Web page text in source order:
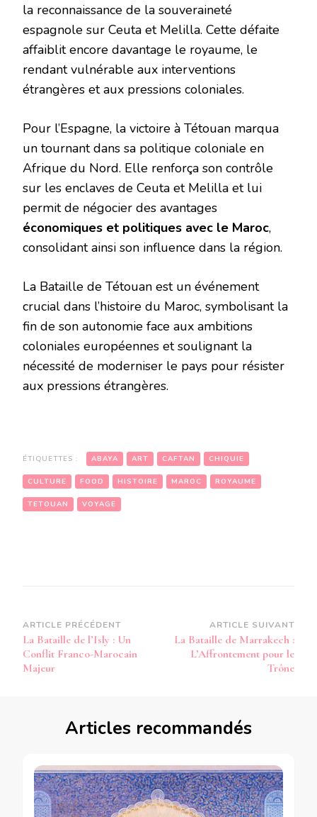
la reconnaissance de la souveraineté
espagnole sur Ceuta et Melilla. Cette défaite
affaiblit encore davantage le royaume, le
rendant vulnérable aux interventions
étrangères et aux pressions coloniales.
Pour l’Espagne, la victoire à Tétouan marqua
un tournant dans sa politique coloniale en
Afrique du Nord. Elle renforça son contrôle
sur les enclaves de Ceuta et Melilla et lui
permit de négocier des avantages
économiques et politiques avec le Maroc,
consolidant ainsi son influence dans la région.
La Bataille de Tétouan est un événement
crucial dans l’histoire du Maroc, symbolisant la
fin de son autonomie face aux ambitions
coloniales européennes et soulignant la
nécessité de moderniser le pays pour résister
aux pressions étrangères.
ÉTIQUETTES : ABAYA ART CAFTAN CHIQUIE
CULTURE FOOD HISTOIRE MAROC ROYAUME
TETOUAN VOYAGE
Navigation
d’article
ARTICLE PRÉCÉDENT
La Bataille de l’Isly : Un
Conflit Franco-Marocain
Majeur
ARTICLE SUIVANT
La Bataille de Marrakech :
L’Affrontement pour le
Trône
Articles recommandés